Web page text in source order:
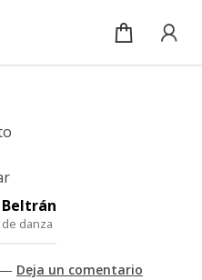
mí
danza
— Deja un comentario